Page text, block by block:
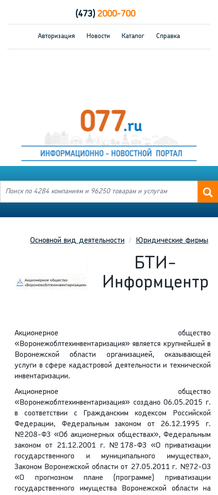
(473)2000-700
Авторизация Новости Каталог Справка
Основной вид деятельности Юридические фирмы
БТИ-
Информцентр
Акционерное общество
«Воронежоблтехинвентаризация» является крупнейшей в
Воронежской области организацией, оказывающей
услуги в сфере кадастровой деятельности и технической
инвентаризации.
Акционерное общество
«Воронежоблтехинвентаризация» создано 06.05.2015 г.
в соответствии с Гражданским кодексом Российской
Федерации, Федеральным законом от 26.12.1995 г.
№208-ФЗ «Об акционерных обществах», Федеральным
законом от 21.12.2001 г. №178-ФЗ «О приватизации
государственного и муниципального имущества»,
Законом Воронежской области от 27.05.2011 г. №72-ОЗ
«О прогнозном плане (программе) приватизации
государственного имущества Воронежской области на